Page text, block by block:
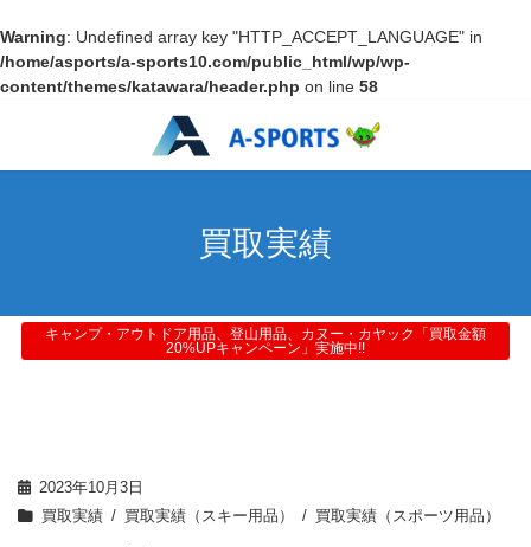
Warning: Undefined array key "HTTP_ACCEPT_LANGUAGE" in
/home/asports/a-sports10.com/public_html/wp/wp-
content/themes/katawara/header.php on line 58
買取実績
キャンプ・アウトドア用品、登山用品、カヌー・カヤック「買取金額
20%UPキャンペーン」実施中!!
2023年10月3日
買取実績
買取実績（スキー用品） 買取実績（スポーツ用品）